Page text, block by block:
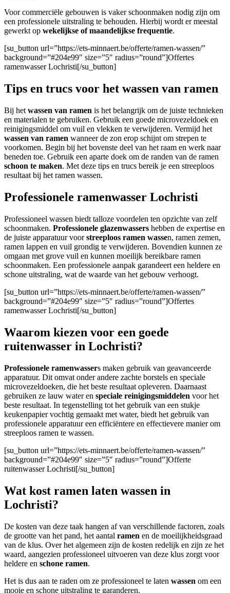
Voor commerciële gebouwen is vaker schoonmaken nodig zijn om
een professionele uitstraling te behouden. Hierbij wordt er meestal
gewerkt op wekelijkse of maandelijkse frequentie.
[su_button url=”https://ets-minnaert.be/offerte/ramen-wassen/”
background=”#204e99″ size=”5″ radius=”round”]Offertes
ramenwasser Lochristi[/su_button]
Tips en trucs voor het wassen van ramen
Bij het wassen van ramen is het belangrijk om de juiste technieken
en materialen te gebruiken. Gebruik een goede microvezeldoek en
reinigingsmiddel om vuil en vlekken te verwijderen. Vermijd het
wassen van ramen wanneer de zon erop schijnt om strepen te
voorkomen. Begin bij het bovenste deel van het raam en werk naar
beneden toe. Gebruik een aparte doek om de randen van de ramen
schoon te maken. Met deze tips en trucs bereik je een streeploos
resultaat bij het ramen wassen.
Professionele ramenwasser Lochristi
Professioneel wassen biedt talloze voordelen ten opzichte van zelf
schoonmaken. Professionele glazenwassers hebben de expertise en
de juiste apparatuur voorstreeploos ramen wassen, ramen zemen,
ramen lappen en vuil grondig te verwijderen. Bovendien kunnen ze
omgaan met grove vuil en kunnen moeilijk bereikbare ramen
schoonmaken. Een professionele aanpak garandeert een heldere en
schone uitstraling, wat de waarde van het gebouw verhoogt.
[su_button url=”https://ets-minnaert.be/offerte/ramen-wassen/”
background=”#204e99″ size=”5″ radius=”round”]Offertes
ramenwasser Lochristi[/su_button]
Waarom kiezen voor een goede
ruitenwasser in Lochristi?
Professionele ramenwassers maken gebruik van geavanceerde
apparatuur. Dit omvat onder andere zachte borstels en speciale
microvezeldoeken, die het beste resultaat opleveren. Daarnaast
gebruiken ze lauw water en speciale reinigingsmiddelen voor het
beste resultaat. In tegenstelling tot het gebruik van een stukje
keukenpapier vochtig gemaakt met water, biedt het gebruik van
professionele apparatuur een efficiëntere en effectievere manier om
streeploos ramen te wassen.
[su_button url=”https://ets-minnaert.be/offerte/ramen-wassen/”
background=”#204e99″ size=”5″ radius=”round”]Offerte
ruitenwasser Lochristi[/su_button]
Wat kost ramen laten wassen in
Lochristi?
De kosten van deze taak hangen af van verschillende factoren, zoals
de grootte van het pand, het aantal ramen en de moeilijkheidsgraad
van de klus. Over het algemeen zijn de kosten redelijk en zijn ze het
waard, aangezien professioneel uitvoeren van deze klus zorgt voor
heldere en schone ramen.
Het is dus aan te raden om ze professioneel te laten wassen om een
mooie en schone uitstraling te garanderen.